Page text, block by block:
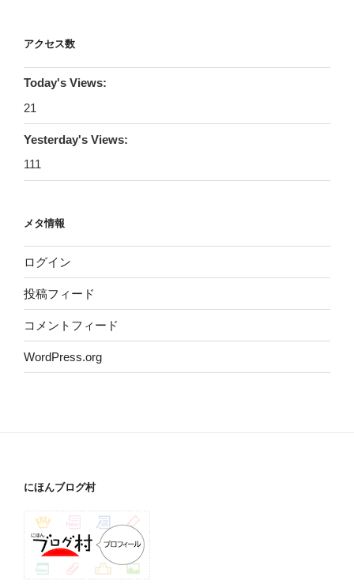
アクセス数
Today's Views:
21
Yesterday's Views:
111
メタ情報
ログイン
投稿フィード
コメントフィード
WordPress.org
にほんブログ村